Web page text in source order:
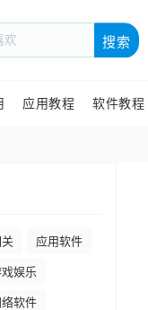
搜索
应用教程 软件教程
应用软件
娱乐
络软件